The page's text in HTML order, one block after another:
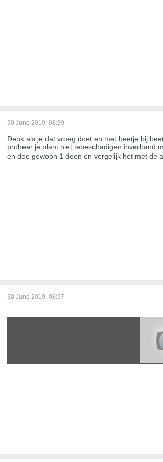
30 June 2019, 08:39
Denk als je dat vroeg doet en met beetje bij
probeer je plant niet tebeschadigen inverband
en doe gewoon 1 doen en vergelijk het met
30 June 2019, 08:57